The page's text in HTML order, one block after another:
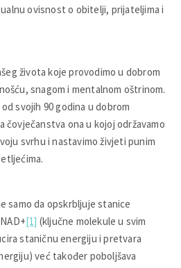
ovisnost o obitelji, prijateljima i
života koje provodimo u dobrom
snagom i mentalnom oštrinom.
svojih 90 godina u dobrom
čovječanstva ona u kojoj održavamo
svrhu i nastavimo živjeti punim
samo da opskrbljuje stanice
[1] (ključne molekule u svim
staničnu energiju i pretvara
već također poboljšava